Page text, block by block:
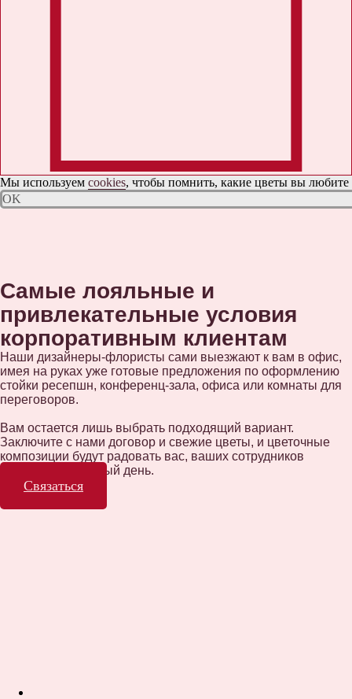
Мы используем cookies, чтобы помнить, какие цветы вы любите
OK
Самые лояльные и
привлекательные условия
корпоративным клиентам
Наши дизайнеры-флористы сами выезжают к вам в офис,
имея на руках уже готовые предложения по оформлению
стойки ресепшн, конференц-зала, офиса или комнаты для
переговоров.
Вам остается лишь выбрать подходящий вариант.
Заключите с нами договор и свежие цветы, и цветочные
композиции будут радовать вас, ваших сотрудников
и партнеров каждый день.
Связаться